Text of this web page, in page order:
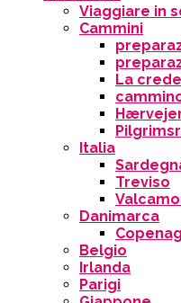
Viaggiare in
Cammini
La
Italia
Treviso
Danimarca
Belgio
Irlanda
Parigi